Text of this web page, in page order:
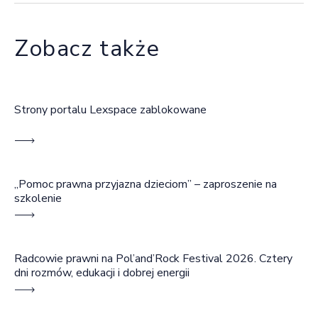
Zobacz także
Strony portalu Lexspace zablokowane
„Pomoc prawna przyjazna dzieciom” – zaproszenie na
szkolenie
Radcowie prawni na Pol’and’Rock Festival 2026. Cztery
dni rozmów, edukacji i dobrej energii